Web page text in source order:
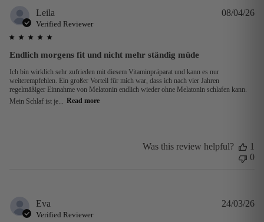
Leila
Verified Reviewer
Endlich morgens fit und nicht mehr ständig müde
Ich bin wirklich sehr zufrieden mit diesem Vitaminpräparat und kann es nur
weiterempfehlen. Ein großer Vorteil für mich war, dass ich nach vier Jahren
regelmäßiger Einnahme von Melatonin endlich wieder ohne Melatonin schlafen kann.
Mein Schlaf ist je...
Read more
08/04/26
Was this review helpful?
1
0
Eva
Verified Reviewer
24/03/26